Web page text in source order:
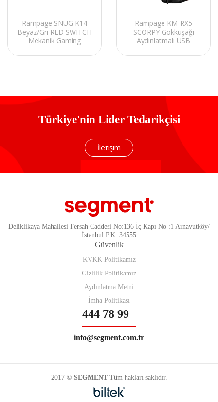
Rampage SNUG K14
Beyaz/Gri RED SWITCH
Mekanik Gaming
Rainbow TKL
Rampage KM-RX5
SCORPY Gökkuşağı
Aydınlatmalı USB
Mouse Tam Türkçe
Türkiye'nin Lider Tedarikçisi
İletişim
Deliklikaya Mahallesi Fersah Caddesi No:136 İç Kapı No :1 Arnavutköy/
İstanbul P.K :34555
Güvenlik
KVKK Politikamız
Gizlilik Politikamız
Aydınlatma Metni
İmha Politikası
444 78 99
info@segment.com.tr
2017 © SEGMENTTüm hakları saklıdır.